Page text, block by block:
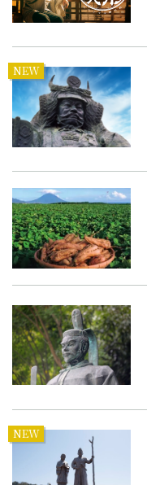
NEW
NEW